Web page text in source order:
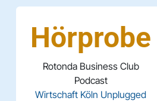
Hörprobe
Rotonda Business Club
Podcast
Wirtschaft Köln Unplugged